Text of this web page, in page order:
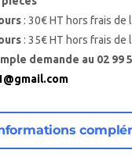
: 30€ HT hors frais de
: 35€ HT hors frais de
demande au 02 99